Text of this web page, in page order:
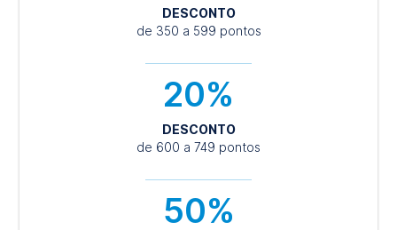
DESCONTO
de 350 a 599 pontos
20%
DESCONTO
de 600 a 749 pontos
50%